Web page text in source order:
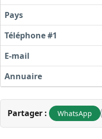
Pays
Téléphone #1
E-mail
Annuaire
Partager : WhatsApp